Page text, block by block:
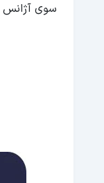
سوی آژانس